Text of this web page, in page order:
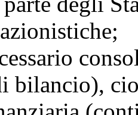
bilancio),